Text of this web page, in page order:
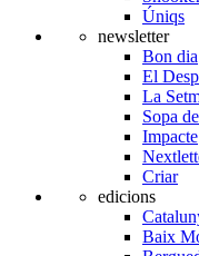
Úniqs
newsletter
Bon dia
El
La
Sopa
Impacte
Criar
edicions
Baix